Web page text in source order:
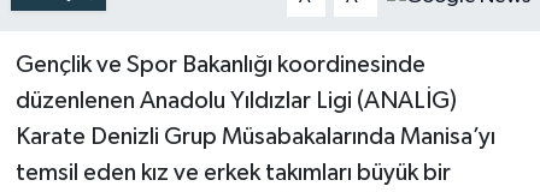
Gençlik ve Spor Bakanlığı koordinesinde
düzenlenen Anadolu Yıldızlar Ligi (ANALİG)
Karate Denizli Grup Müsabakalarında Manisa’yı
temsil eden kız ve erkek takımları büyük bir